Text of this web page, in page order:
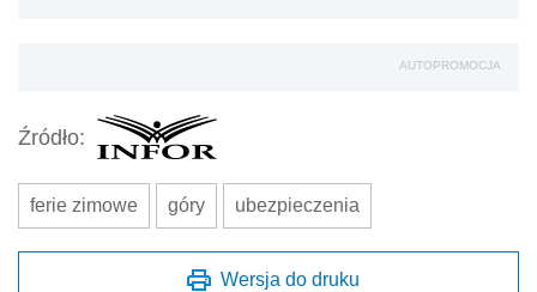
AUTOPROMOCJA
Źródło:
ferie zimowe góry ubezpieczenia
Wersja do druku